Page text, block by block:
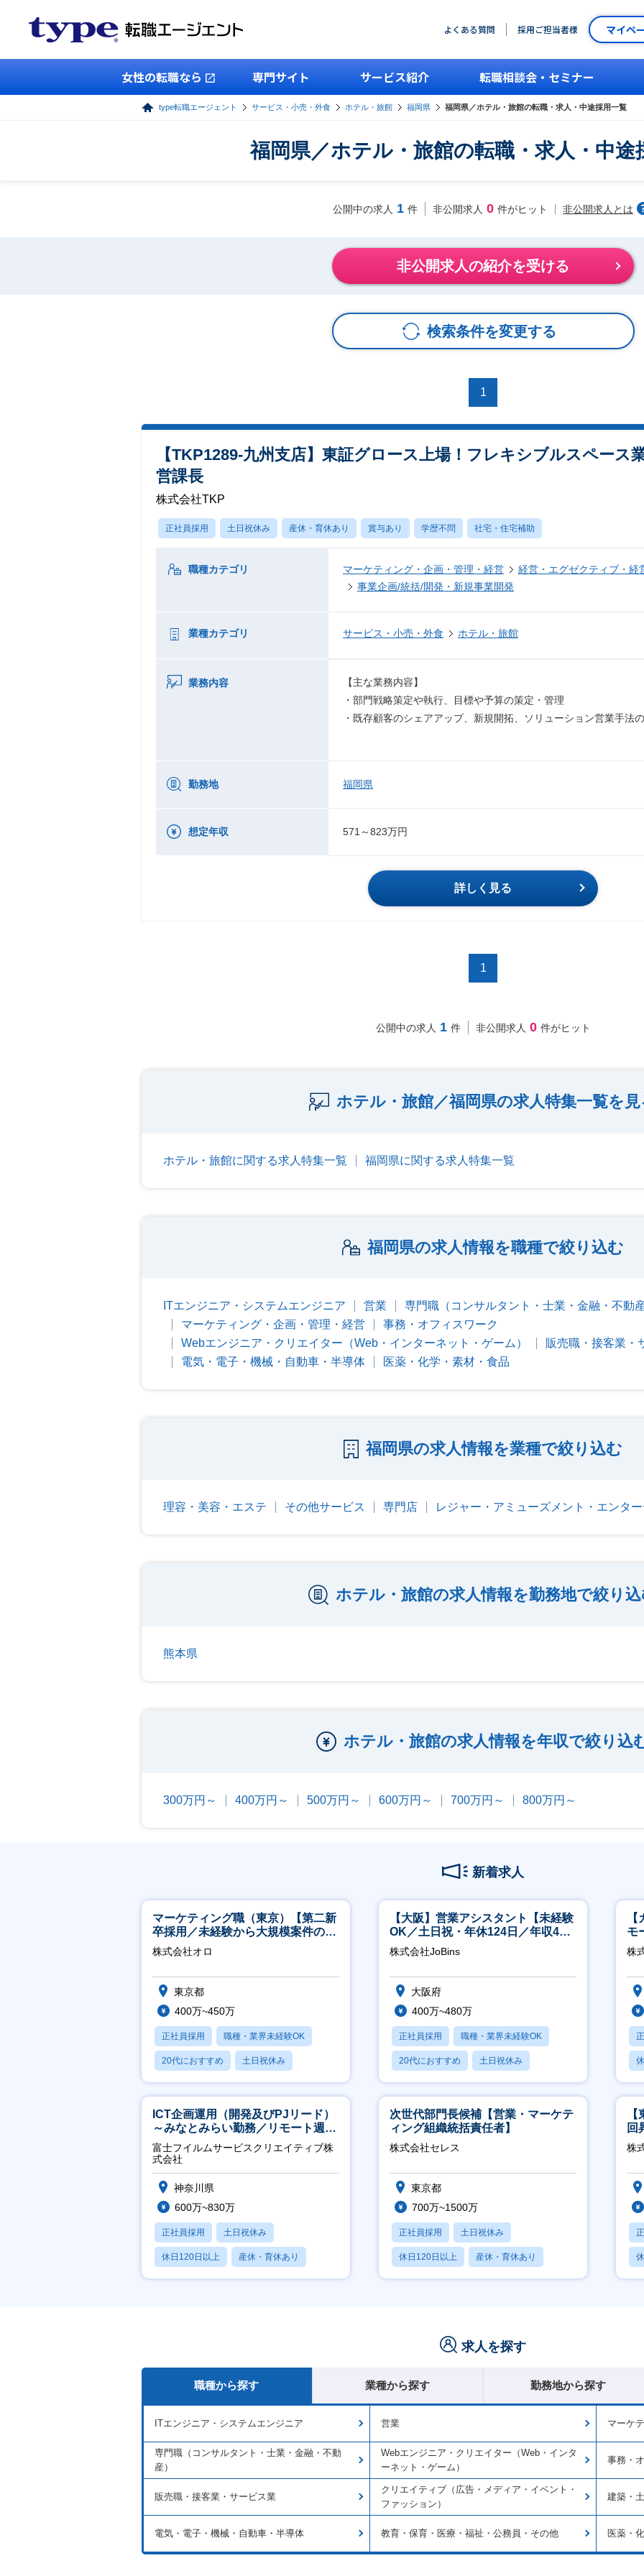
よくある質問 採用ご担当者様 マイペ
女性の転職なら 専門サイト サービス紹介 転職相談会・セミナー
type転職エージェント サービス・小売・外食 ホテル・旅館 福岡県 福岡県／ホテル・旅館の転職・求人・中途採用一覧
福岡県／ホテル・旅館の転職・求人・中途
公開中の求人 1 件 非公開求人 0 件がヒット 非公開求人とは
非公開求人の紹介を受ける
検索条件を変更する
1
【TKP1289-九州支店】東証グロース上場！フレキシブルスペース
営課長
株式会社TKP
正社員採用 土日祝休み 産休・育休あり 賞与あり 学歴不問 社宅・住宅補助
職種カテゴリ マーケティング・企画・管理・経営
経営・エグゼクティブ・経
事業企画/統括/開発・新規事業開発
業種カテゴリ サービス・小売・外食 ホテル・旅館
業務内容
【主な業務内容】
・部門戦略策定や執行、目標や予算の策定・管理
・既存顧客のシェアアップ、新規開拓、ソリューション営業手法
勤務地 福岡県
想定年収 571～823万円
詳しく見る
1
公開中の求人 1 件 非公開求人 0 件がヒット
ホテル・旅館／福岡県の求人特集一覧を
ホテル・旅館に関する求人特集一覧 福岡県に関する求人特集一覧
福岡県の求人情報を職種で絞り込む
ITエンジニア・システムエンジニア 営業
専門職（コンサルタント・士業・金融・不動
マーケティング・企画・管理・経営
事務・オフィスワーク
Webエンジニア・クリエイター（Web・インターネット・ゲーム）
販売職・接客業・
電気・電子・機械・自動車・半導体
医薬・化学・素材・食品
福岡県の求人情報を業種で絞り込む
理容・美容・エステ その他サービス 専門店 レジャー・アミューズメント・エンタ
ホテル・旅館の求人情報を勤務地で絞り
熊本県
ホテル・旅館の求人情報を年収で絞り込
300万円～ 400万円～ 500万円～ 600万円～ 700万円～ 800万円～
新着求人
マーケティング職（東京）【第二新
卒採用／未経験から大規模案件のマ
ーケティングが経験できる／研修充
実】
株式会社オロ
東京都
400万~450万
正社員採用 職種・業界未経験OK
20代におすすめ 土日祝休み
休日120日以上
【大阪】営業アシスタント【未経験
OK／土日祝・年休124日／年収400
万～／転勤なし】
株式会社JoBins
大阪府
400万~480万
正社員採用 職種・業界未経験OK
20代におすすめ 土日祝休み
休日120日以上
モ
万
株
ICT企画運用（開発及びPJリード）
～みなとみらい勤務／リモート週
2OK／業務改善～
富士フイルムサービスクリエイティブ株
式会社
神奈川県
600万~830万
正社員採用 土日祝休み
休日120日以上 産休・育休あり
月残業20時間以内
次世代部門長候補【営業・マーケテ
ィング組織統括責任者】
株式会社セレス
東京都
700万~1500万
正社員採用 土日祝休み
休日120日以上 産休・育休あり
賞与あり
回
ジ
株
求人を探す
職種から探す 業種から探す 勤務地から探す
ITエンジニア・システムエンジニア 営業 マーケ
専門職（コンサルタント・士業・金融・不動
産）
Webエンジニア・クリエイター（Web・インタ
ーネット・ゲーム）
事務・
販売職・接客業・サービス業
クリエイティブ（広告・メディア・イベント・
ファッション）
建築・
電気・電子・機械・自動車・半導体 教育・保育・医療・福祉・公務員・その他 医薬・